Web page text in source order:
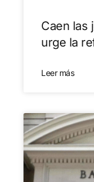
Caen las
urge la
Leer más